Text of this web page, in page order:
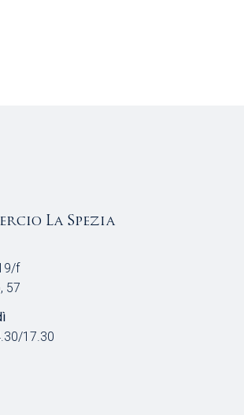
La Spezia
f
57
17.30